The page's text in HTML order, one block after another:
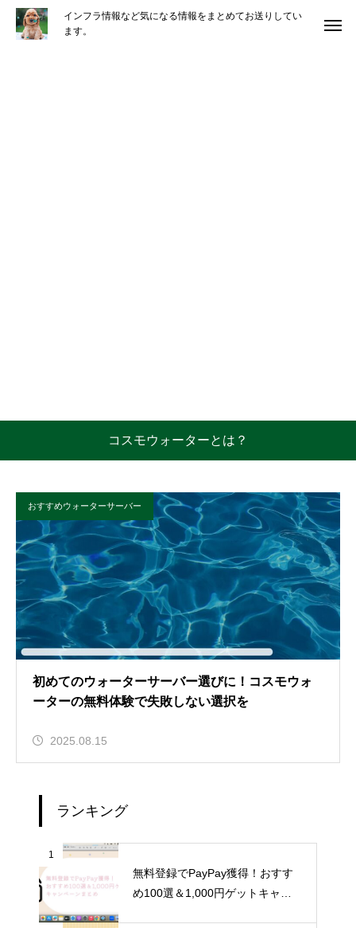
インフラ情報など気になる情報をまとめてお送りしてい
ます。
コスモウォーターとは？
おすすめウォーターサーバー
初めてのウォーターサーバー選びに！コスモウォ
ーターの無料体験で失敗しない選択を
2025.08.15
ランキング
1
無料登録でPayPay獲得！おすす
め100選＆1,000円ゲットキャン